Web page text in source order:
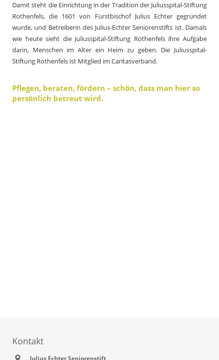
Damit steht die Einrichtung in der Tradition der Juliusspital-Stiftung
Rothenfels, die 1601 von Fürstbischof Julius Echter gegründet
wurde, und Betreiberin des Julius-Echter Seniorenstifts ist. Damals
wie heute sieht die Juliusspital-Stiftung Rothenfels ihre Aufgabe
darin, Menschen im Alter ein Heim zu geben. Die Juliusspital-
Stiftung Rothenfels ist Mitglied im Caritasverband.
Pflegen, beraten, fördern – schön, dass man hier so
persönlich betreut wird.
Kontakt
Julius Echter Seniorenstift